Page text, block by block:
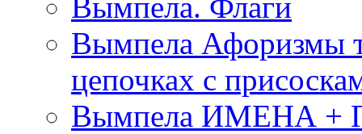
Вымпела Афоризмы
цепочках с
Вымпела ИМЕНА +